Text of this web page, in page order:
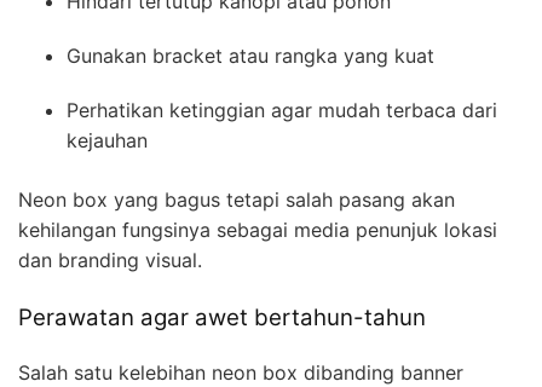
Gunakan bracket atau rangka yang kuat
Perhatikan ketinggian agar mudah terbaca dari
kejauhan
Neon box yang bagus tetapi salah pasang akan
kehilangan fungsinya sebagai media penunjuk lokasi
dan branding visual.
Perawatan agar awet bertahun-tahun
Salah satu kelebihan neon box dibanding banner